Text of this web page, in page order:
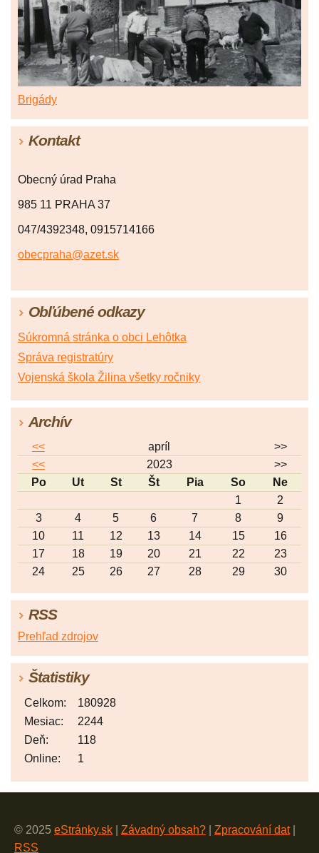
Brigády
Kontakt
Obecný úrad Praha
985 11 PRAHA 37
047/4392348, 0915714166
obecpraha@azet.sk
Obľúbené odkazy
Súkromná stránka o obci Lehôtka
Správa registratúry
Vojenská škola Žilina všetky ročniky
Archív
<< apríl
>>
<<
2023
>>
Po
Ut St Št Pia So
Ne
1
2
3
4 5 6 7 8
9
10
11 12 13 14 15
16
17
18 19 20 21 22
23
24
25 26 27 28 29 30
RSS
Prehľad zdrojov
Štatistiky
Online: 1
Celkom:
180928
Mesiac:
2244
Deň:
118
© 2025 eStránky.sk Závadný obsah? Zpracování dat|
RSS